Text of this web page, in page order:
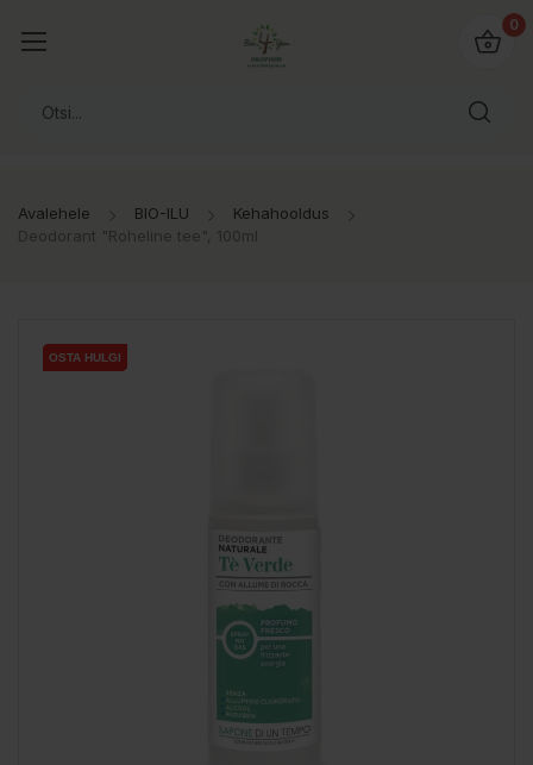
0
Avalehele BIO-ILU
Kehahooldus
Deodorant "Roheline tee", 100ml
OSTA HULGI
OSTA HULGI